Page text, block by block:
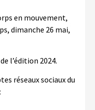
en mouvement,
dimanche 26 mai,
l’édition 2024.
réseaux sociaux du